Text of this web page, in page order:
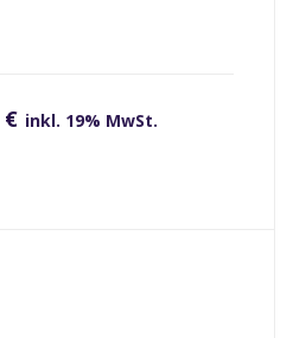
€ inkl. 19% MwSt.